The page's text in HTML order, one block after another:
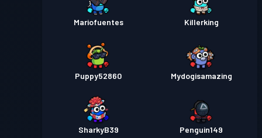
Mariofuentes Killerking
Puppy52860 Mydogisamazing
SharkyB39 Penguin149